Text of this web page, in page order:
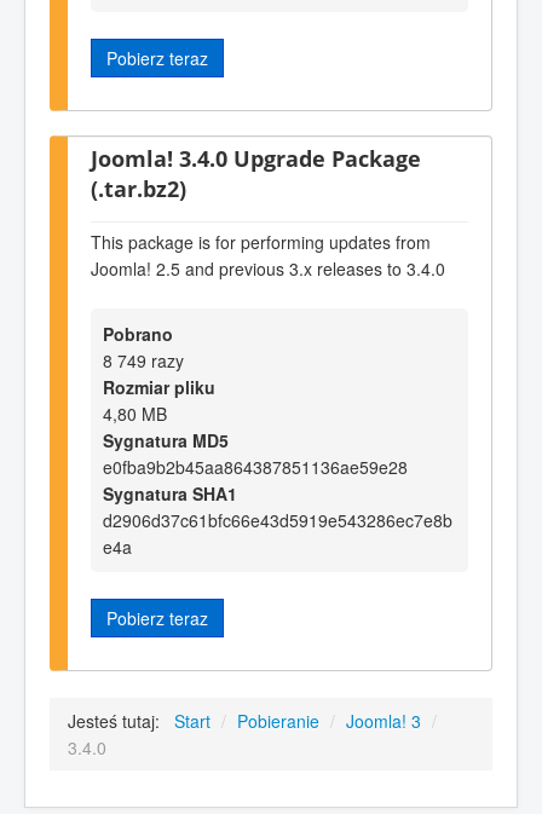
Pobierz teraz
Joomla! 3.4.0 Upgrade Package
(.tar.bz2)
This package is for performing updates from
Joomla! 2.5 and previous 3.x releases to 3.4.0
Pobrano
8 749 razy
Rozmiar pliku
4,80 MB
Sygnatura MD5
e0fba9b2b45aa864387851136ae59e28
Sygnatura SHA1
d2906d37c61bfc66e43d5919e543286ec7e8b
e4a
Pobierz teraz
Jesteś tutaj: Start / Pobieranie / Joomla! 3 /
3.4.0